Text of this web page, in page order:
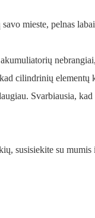
mieste, pelnas
cilindrinių elementų
Svarbiausia,
susisiekite su